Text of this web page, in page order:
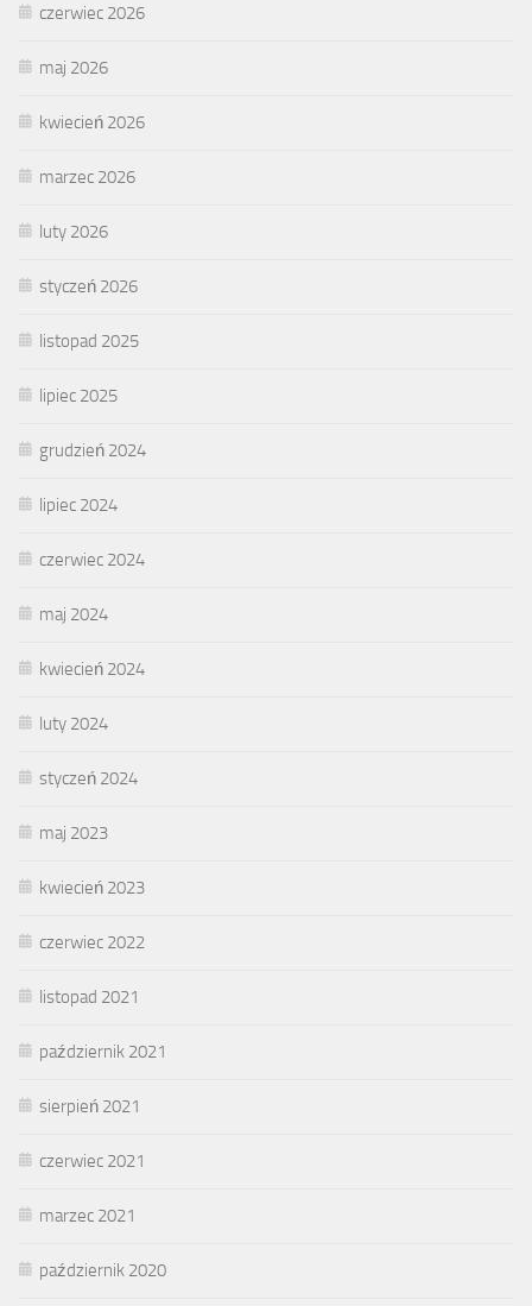
czerwiec 2026
maj 2026
kwiecień 2026
marzec 2026
luty 2026
styczeń 2026
listopad 2025
lipiec 2025
grudzień 2024
lipiec 2024
czerwiec 2024
maj 2024
kwiecień 2024
luty 2024
styczeń 2024
maj 2023
kwiecień 2023
czerwiec 2022
listopad 2021
październik 2021
sierpień 2021
czerwiec 2021
marzec 2021
październik 2020